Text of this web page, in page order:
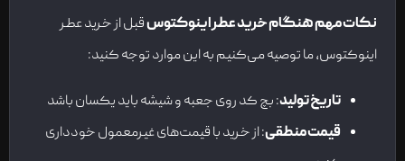
نکات مهم هنگام خرید عطر اینوکتوسقبل از خرید عطر
اینوکتوس، ما توصیه می‌کنیم به این موارد توجه کنید:
تاریخ تولید: بچ کد روی جعبه و شیشه باید یکسان باشد
قیمت منطقی: از خرید با قیمت‌های غیرمعمول خودداری